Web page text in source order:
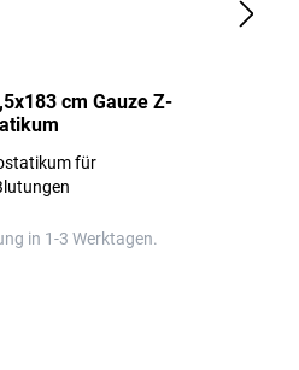
cm Gauze Z-
für
in 1-3 Werktagen.